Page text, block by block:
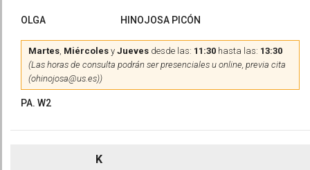
OLGA HINOJOSA PICÓN
Martes, Miércoles y Jueves desde las: 11:30 hasta las: 13:30
(Las horas de consulta podrán ser presenciales u online, previa cita
(ohinojosa@us.es))
PA. W2
K